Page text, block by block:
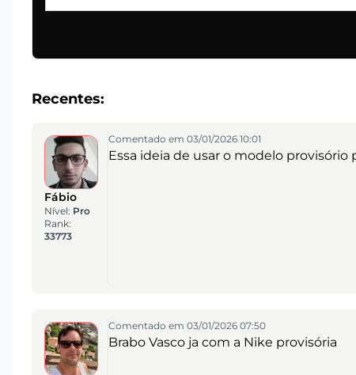
Recentes:
Fábio
Nível: Pro
Rank:
33773
Comentado em 03/01/2026 10:01
Essa ideia de usar o modelo
Comentado em 03/01/2026 07:50
Brabo Vasco ja com a Nike provisória